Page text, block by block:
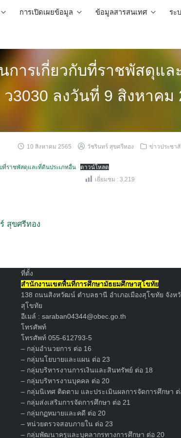
การเปิดเผยข้อมูล ข้อมูลสารสนเทศ ระ
การเกี่ยวกับที่ราชพัสดุแ
ว3030 ลงวันที่ 9 สิงหาคม
10 สิงหาคม 2565 วัชรินทร์ สุขศรีทอง ข่าวประชา
ที่ราชพัสดุและที่ดินประเภทอื่น ดาวน์โหลด
เยี่ยมชม : 3,219
สุขศรีทอง
ที่ตั้ง
สำนักงานเขตพื้นที่การศึกษามัธยมศึกษาสุโขทัย
138 ถนนสิงหวัฒน์ ตำบลธานี อำเภอเมืองสุโขทัย จังห
สุโขทัย
อีเมล์ : saraban04344@obec.go.th
โทรศัพท์
โทรศัพท์ 055-612793-5
– กลุ่มอำนวยการ ต่อ 16
– กลุ่มนโยบายและแผน ต่อ 23
– กลุ่มบริหารงานการเงินและสินทรัพย์ ต่อ 18
– กลุ่มบริหารงานบุคคล ต่อ 20
– กลุ่มนิเทศ ติดตาม และประเมินผลการจัดการศึกษา ต่
– กลุ่มส่งเสริมการจัดการศึกษา ต่อ 21
– กลุ่มกฏหมายและคดี ต่อ 20
– หน่วยตรวจสอบภายใน ต่อ 23
– กลุ่มพัฒนาครูและบุคลากรทางการศึกษา ต่อ 20